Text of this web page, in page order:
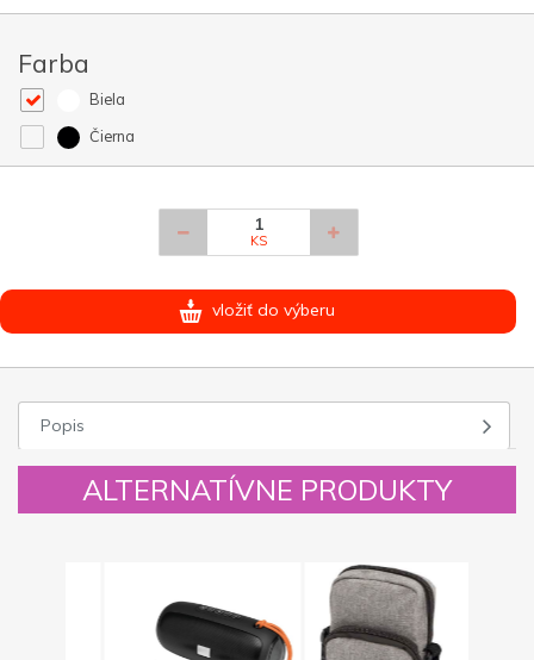
Farba
Biela
Čierna
KS
vložiť do výberu
Popis
ALTERNATÍVNE PRODUKTY